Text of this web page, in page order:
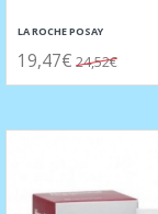
LA ROCHE POSAY
19,47€ 24,52€